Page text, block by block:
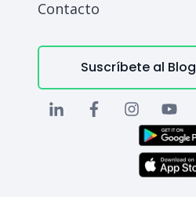
Contacto
Suscríbete al Blog